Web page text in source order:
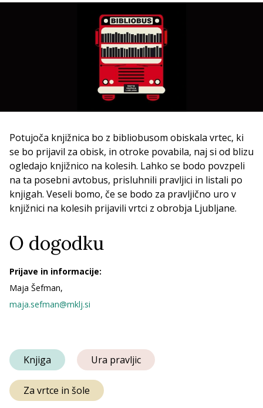
Potujoča knjižnica bo z bibliobusom obiskala vrtec, ki
se bo prijavil za obisk, in otroke povabila, naj si od blizu
ogledajo knjižnico na kolesih. Lahko se bodo povzpeli
na ta posebni avtobus, prisluhnili pravljici in listali po
knjigah. Veseli bomo, če se bodo za pravljično uro v
knjižnici na kolesih prijavili vrtci z obrobja Ljubljane.
O dogodku
Prijave in informacije:
Maja Šefman,
maja.sefman@mklj.si
Knjiga Ura pravljic
Za vrtce in šole